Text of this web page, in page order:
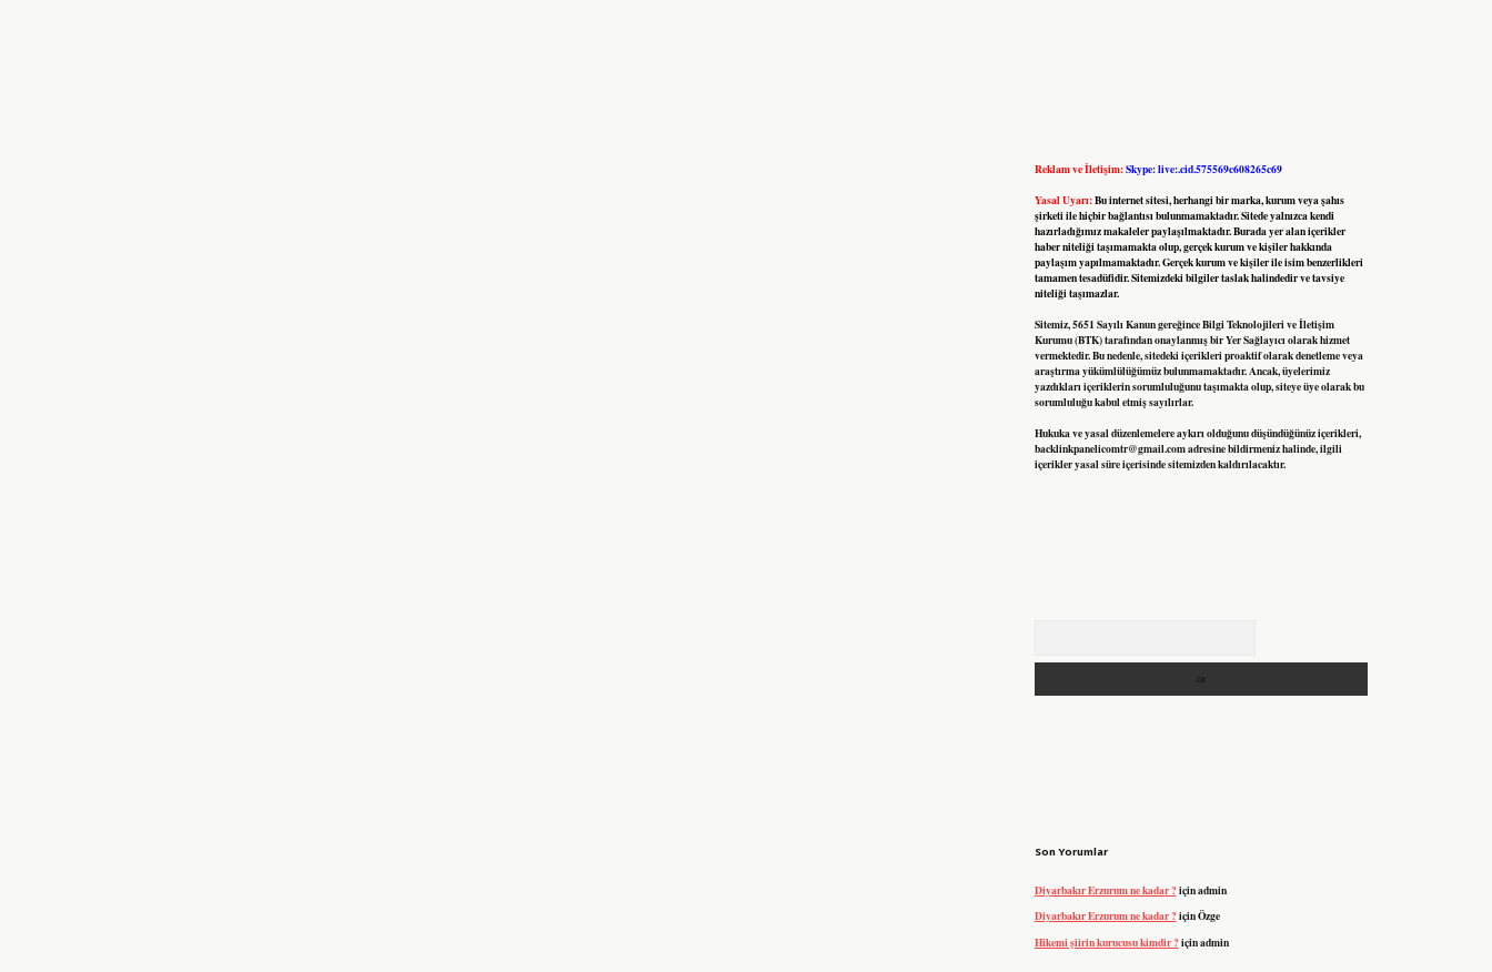
Reklam ve İletişim:Skype: live:.cid.575569c608265c69
Yasal Uyarı:Bu internet sitesi, herhangi bir marka, kurum veya şahıs
şirketi ile hiçbir bağlantısı bulunmamaktadır. Sitede yalnızca kendi
hazırladığımız makaleler paylaşılmaktadır. Burada yer alan içerikler
haber niteliği taşımamakta olup, gerçek kurum ve kişiler hakkında
paylaşım yapılmamaktadır. Gerçek kurum ve kişiler ile isim benzerlikleri
tamamen tesadüfidir. Sitemizdeki bilgiler taslak halindedir ve tavsiye
niteliği taşımazlar.
Sitemiz, 5651 Sayılı Kanun gereğince Bilgi Teknolojileri ve İletişim
Kurumu (BTK) tarafından onaylanmış bir Yer Sağlayıcı olarak hizmet
vermektedir. Bu nedenle, sitedeki içerikleri proaktif olarak denetleme veya
araştırma yükümlülüğümüz bulunmamaktadır. Ancak, üyelerimiz
yazdıkları içeriklerin sorumluluğunu taşımakta olup, siteye üye olarak bu
sorumluluğu kabul etmiş sayılırlar.
Hukuka ve yasal düzenlemelere aykırı olduğunu düşündüğünüz içerikleri,
backlinkpanelicomtr@gmail.comadresine bildirmeniz halinde, ilgili
içerikler yasal süre içerisinde sitemizden kaldırılacaktır.
Son Yorumlar
Diyarbakır Erzurum ne kadar ?içinadmin
Diyarbakır Erzurum ne kadar ?içinÖzge
Hikemi şiirin kurucusu kimdir ?içinadmin